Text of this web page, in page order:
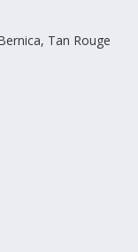
Tan Rouge